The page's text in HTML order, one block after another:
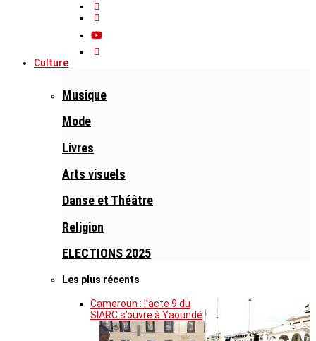
Culture
Musique
Mode
Livres
Arts visuels
Danse et Théâtre
Religion
ELECTIONS 2025
Les plus récents
Cameroun : l’acte 9 du
SIARC s’ouvre à Yaoundé